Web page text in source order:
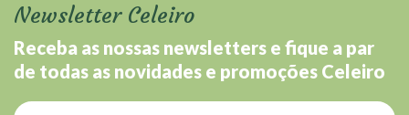
Newsletter Celeiro
Receba as nossas newsletters e fique a par
de todas as novidades e promoções Celeiro